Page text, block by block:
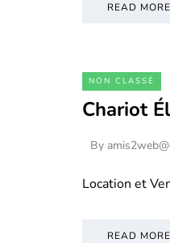
READ MORE
NON CLASSÉ
Chariot
By
Location et
READ MORE